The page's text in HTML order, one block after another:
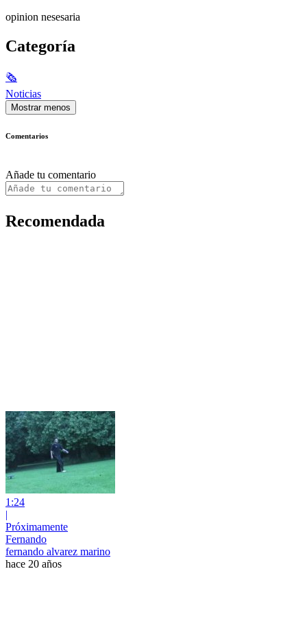
opinion nesesaria
Categoría
🗞
Noticias
Mostrar menos
Comentarios
Añade tu comentario
Recomendada
1:24
|
Próximamente
Fernando
fernando alvarez marino
hace 20 años